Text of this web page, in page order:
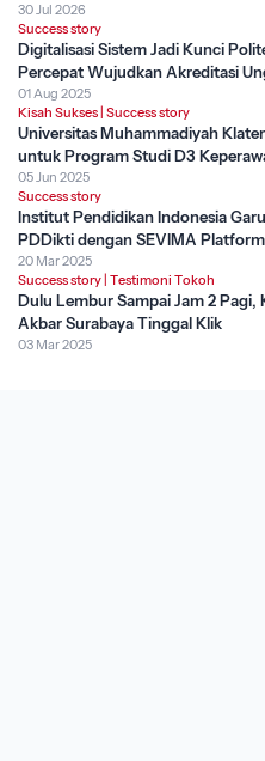
30 Jul 2026
Success story
Digitalisasi Sistem Jadi Kunci
Percepat Wujudkan Akreditasi
01 Aug 2025
Kisah Sukses Success story
Universitas Muhammadiyah
untuk Program Studi D3
05 Jun 2025
Success story
Institut Pendidikan Indonesia
PDDikti dengan SEVIMA Platform
20 Mar 2025
Success story Testimoni Tokoh
Dulu Lembur Sampai Jam 2
Akbar Surabaya Tinggal Klik
03 Mar 2025